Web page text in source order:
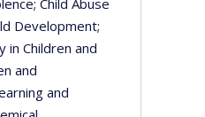
; Child Abuse
Development;
in Children and
and
and